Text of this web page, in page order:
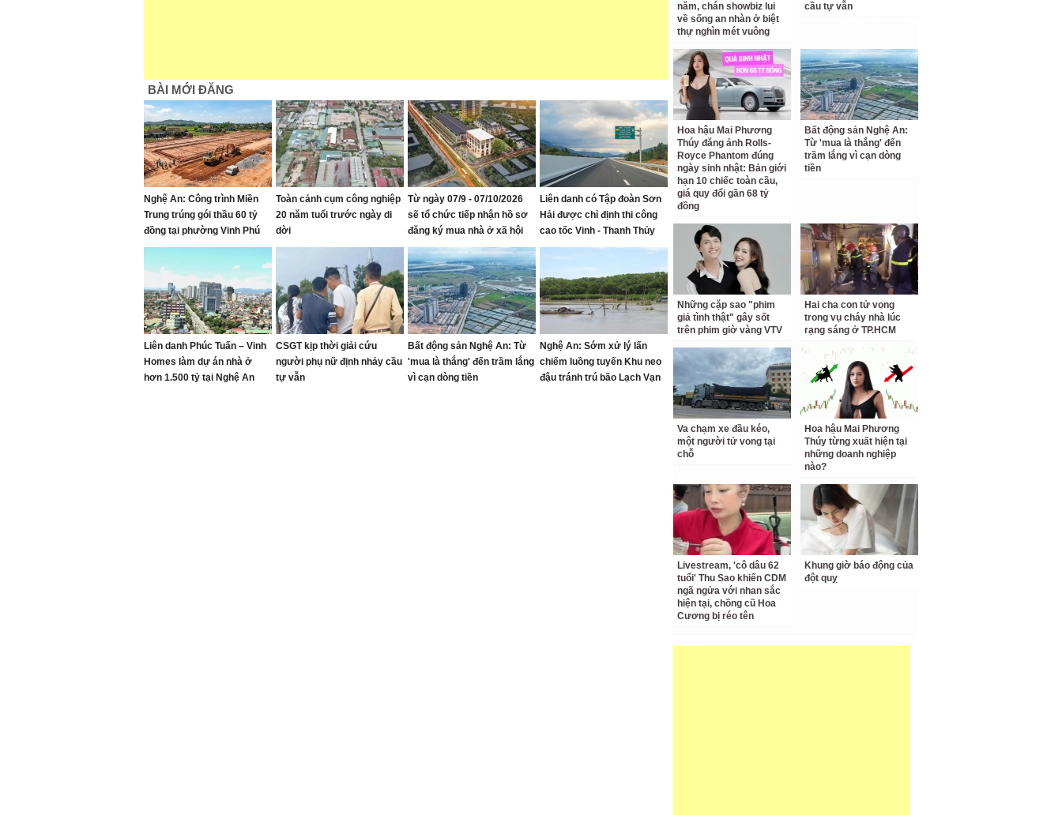
BÀI MỚI ĐĂNG
Nghệ An: Công trình Miền
Trung trúng gói thầu 60 tỷ
đồng tại phường Vinh Phú
Toàn cảnh cụm công nghiệp
20 năm tuổi trước ngày di
dời
Từ ngày 07/9 - 07/10/2026
sẽ tổ chức tiếp nhận hồ sơ
đăng ký mua nhà ở xã hội
tại Khu nhà ở Mỹ Thượng,
phường Vinh Lộc
Liên danh có Tập đoàn Sơn
Hải được chỉ định thi công
cao tốc Vinh - Thanh Thủy
Liên danh Phúc Tuấn – Vinh
Homes làm dự án nhà ở
hơn 1.500 tỷ tại Nghệ An
CSGT kịp thời giải cứu
người phụ nữ định nhảy cầu
tự vẫn
Bất động sản Nghệ An: Từ
'mua là thắng' đến trầm lắng
vì cạn dòng tiền
Nghệ An: Sớm xử lý lấn
chiếm luồng tuyến Khu neo
đậu tránh trú bão Lạch Vạn
năm, chán showbiz lui
về sống an nhàn ở biệt
thự nghìn mét vuông
cầu tự vẫn
Hoa hậu Mai Phương
Thúy đăng ảnh Rolls-
Royce Phantom đúng
ngày sinh nhật: Bản giới
hạn 10 chiếc toàn cầu,
giá quy đổi gần 68 tỷ
đồng
Bất động sản Nghệ An:
Từ 'mua là thắng' đến
trầm lắng vì cạn dòng
tiền
Những cặp sao "phim
giả tình thật" gây sốt
trên phim giờ vàng VTV
Hai cha con tử vong
trong vụ cháy nhà lúc
rạng sáng ở TP.HCM
Va chạm xe đầu kéo,
một người tử vong tại
chỗ
Hoa hậu Mai Phương
Thúy từng xuất hiện tại
những doanh nghiệp
nào?
Livestream, 'cô dâu 62
tuổi' Thu Sao khiến CDM
ngã ngửa với nhan sắc
hiện tại, chồng cũ Hoa
Cương bị réo tên
Khung giờ báo động của
đột quỵ